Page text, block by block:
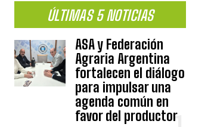
ÚLTIMAS 5 NOTICIAS
ASA y Federación
Agraria Argentina
fortalecen el diálogo
para impulsar una
agenda común en
favor del productor